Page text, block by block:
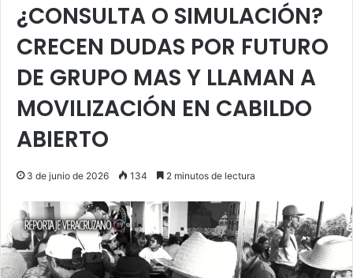
¿CONSULTA O SIMULACIÓN?
CRECEN DUDAS POR FUTURO
DE GRUPO MAS Y LLAMAN A
MOVILIZACIÓN EN CABILDO
ABIERTO
3 de junio de 2026 134 2 minutos de lectura